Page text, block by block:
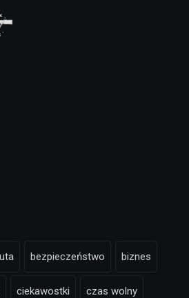
bezpieczeństwo biznes
ciekawostki czas wolny